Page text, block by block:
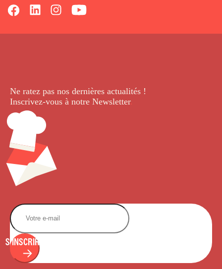
Ne ratez pas nos dernières actualités !
Inscrivez-vous à notre Newsletter.
S'INSCRIRE